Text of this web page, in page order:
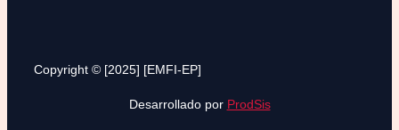
Copyright © [2025] [EMFI-EP]
Desarrollado por ProdSis